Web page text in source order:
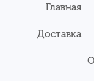
Мониторы
Серверы
Главная
Доставка